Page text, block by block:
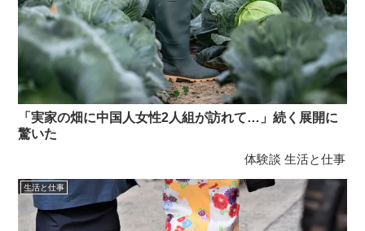
「実家の畑に中国人女性2人組が訪れて…」続く展開に
驚いた
体験談 生活と仕事
生活と仕事